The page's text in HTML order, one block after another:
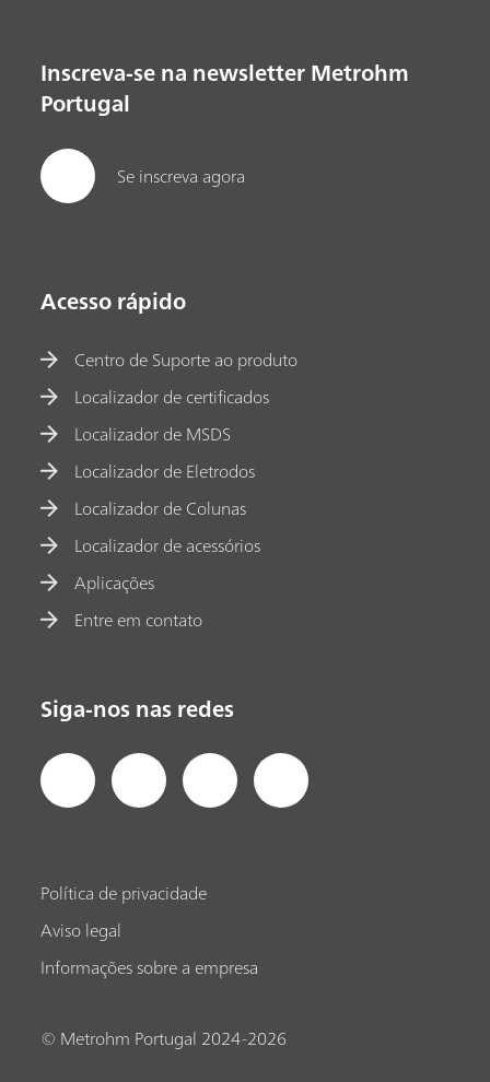
Inscreva-se na newsletter Metrohm
Portugal
Se inscreva agora
Acesso rápido
Centro de Suporte ao produto
Localizador de certificados
Localizador de MSDS
Localizador de Eletrodos
Localizador de Colunas
Localizador de acessórios
Aplicações
Entre em contato
Siga-nos nas redes
Política de privacidade
Aviso legal
Informações sobre a empresa
© Metrohm Portugal 2024-2026